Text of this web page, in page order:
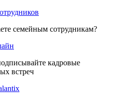
семейным сотрудникам?
кадровые
встреч